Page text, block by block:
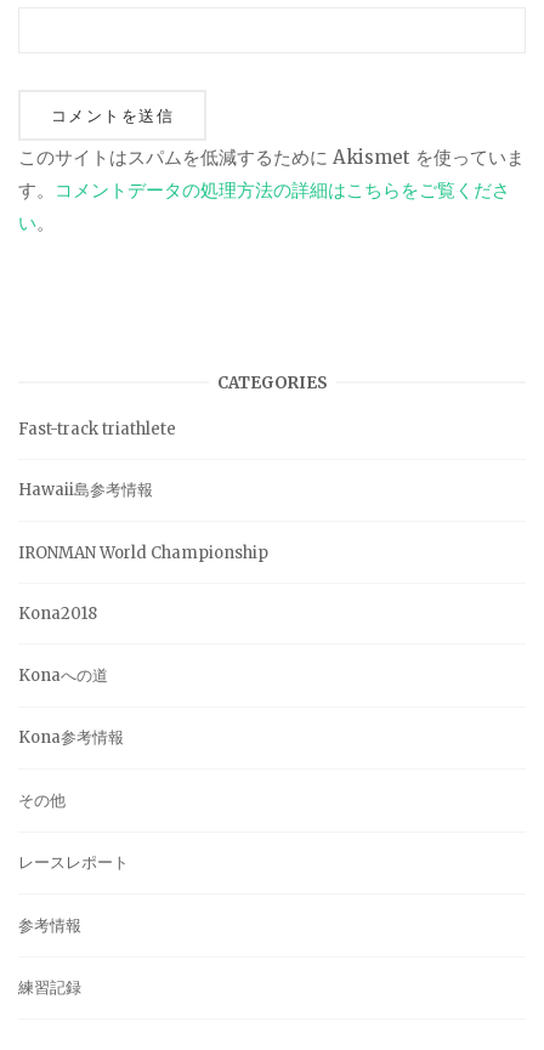
このサイトはスパムを低減するために Akismet を使っていま
す。
コメントデータの処理方法の詳細はこちらをご覧くださ
い。
CATEGORIES
Fast-track triathlete
Hawaii島参考情報
IRONMAN World Championship
Kona2018
Konaへの道
Kona参考情報
その他
レースレポート
参考情報
練習記録